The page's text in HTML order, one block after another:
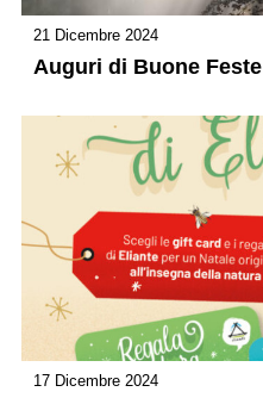
21 Dicembre 2024
Auguri di Buone Feste
17 Dicembre 2024